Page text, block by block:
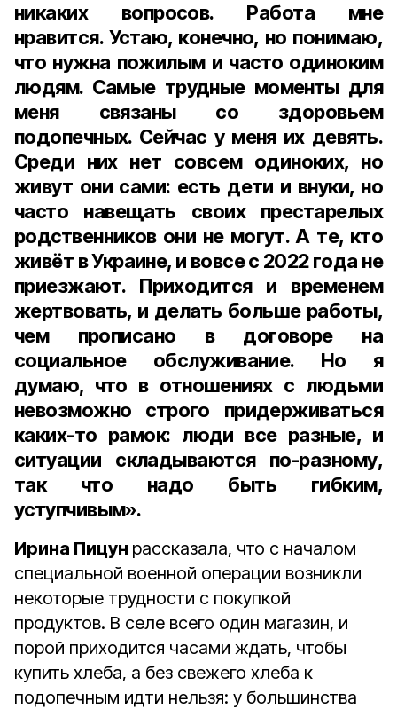
никаких вопросов. Работа мне
нравится. Устаю, конечно, но понимаю,
что нужна пожилым и часто одиноким
людям. Самые трудные моменты для
меня связаны со здоровьем
подопечных. Сейчас у меня их девять.
Среди них нет совсем одиноких, но
живут они сами: есть дети и внуки, но
часто навещать своих престарелых
родственников они не могут. А те, кто
живёт в Украине, и вовсе с 2022 года не
приезжают. Приходится и временем
жертвовать, и делать больше работы,
чем прописано в договоре на
социальное обслуживание. Но я
думаю, что в отношениях с людьми
невозможно строго придерживаться
каких-то рамок: люди все разные, и
ситуации складываются по-разному,
так что надо быть гибким,
уступчивым».
Ирина Пицун рассказала, что с началом
специальной военной операции возникли
некоторые трудности с покупкой
продуктов. В селе всего один магазин, и
порой приходится часами ждать, чтобы
купить хлеба, а без свежего хлеба к
подопечным идти нельзя: у большинства